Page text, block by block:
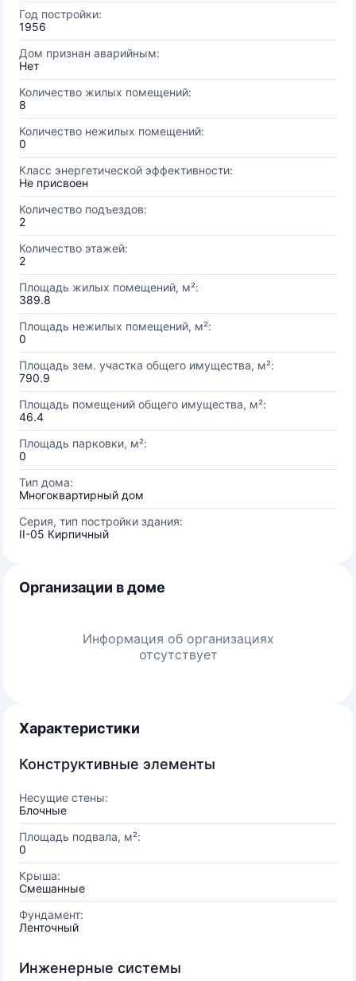
Год постройки:
1956
Дом признан аварийным:
Нет
Количество жилых помещений:
8
Количество нежилых помещений:
0
Класс энергетической эффективности:
Не присвоен
Количество подъездов:
2
Количество этажей:
2
Площадь жилых помещений, м²:
389.8
Площадь нежилых помещений, м²:
0
Площадь зем. участка общего имущества, м²:
790.9
Площадь помещений общего имущества, м²:
46.4
Площадь парковки, м²:
0
Тип дома:
Многоквартирный дом
Серия, тип постройки здания:
II-05 Кирпичный
Организации в доме
Информация об организациях
отсутствует
Характеристики
Конструктивные элементы
Несущие стены:
Блочные
Площадь подвала, м²:
0
Крыша:
Смешанные
Фундамент:
Ленточный
Инженерные системы